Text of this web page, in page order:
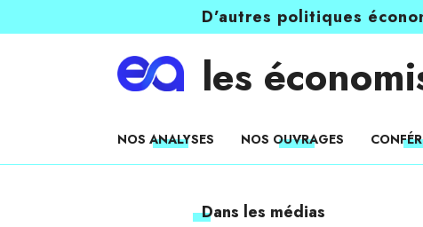
D’autres politiques
les
NOS ANALYSES NOS OUVRAGES
Dans les médias